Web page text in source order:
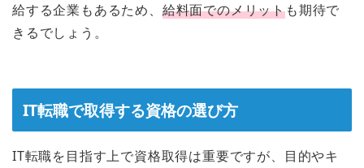
給する企業もあるため、 給料面でのメリットも期待で
きるでしょう。
IT転職で取得する資格の選び方
IT転職を目指す上で資格取得は重要ですが、目的やキ